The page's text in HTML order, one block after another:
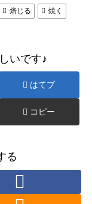
焙じる 焼く
いです♪
はてブ
コピー
る